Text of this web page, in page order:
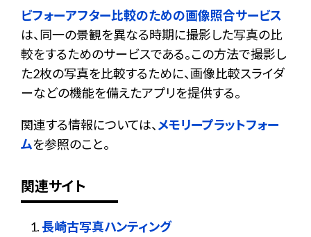
ビフォーアフター比較のための画像照合サービス
は、同一の景観を異なる時期に撮影した写真の比
較をするためのサービスである。この方法で撮影し
た2枚の写真を比較するために、画像比較スライダ
ーなどの機能を備えたアプリを提供する。
関連する情報については、 メモリープラットフォー
ムを参照のこと。
関連サイト
長崎古写真ハンティング